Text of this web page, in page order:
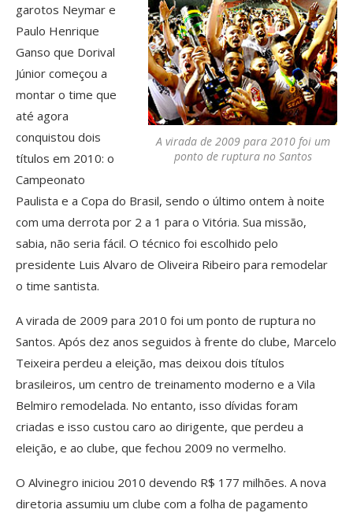
A virada de 2009 para 2010 foi um
ponto de ruptura no Santos
garotos Neymar e
Paulo Henrique
Ganso que Dorival
Júnior começou a
montar o time que
até agora
conquistou dois
títulos em 2010: o
Campeonato
Paulista e a Copa do Brasil, sendo o último ontem à noite
com uma derrota por 2 a 1 para o Vitória. Sua missão,
sabia, não seria fácil. O técnico foi escolhido pelo
presidente Luis Alvaro de Oliveira Ribeiro para remodelar
o time santista.
A virada de 2009 para 2010 foi um ponto de ruptura no
Santos. Após dez anos seguidos à frente do clube, Marcelo
Teixeira perdeu a eleição, mas deixou dois títulos
brasileiros, um centro de treinamento moderno e a Vila
Belmiro remodelada. No entanto, isso dívidas foram
criadas e isso custou caro ao dirigente, que perdeu a
eleição, e ao clube, que fechou 2009 no vermelho.
O Alvinegro iniciou 2010 devendo R$ 177 milhões. A nova
diretoria assumiu um clube com a folha de pagamento